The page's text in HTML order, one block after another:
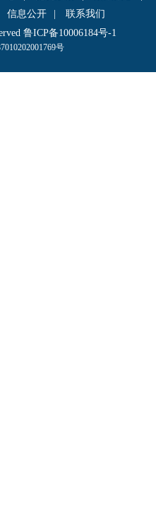
信息公开
联系我们
鲁ICP备10006184号-1
号